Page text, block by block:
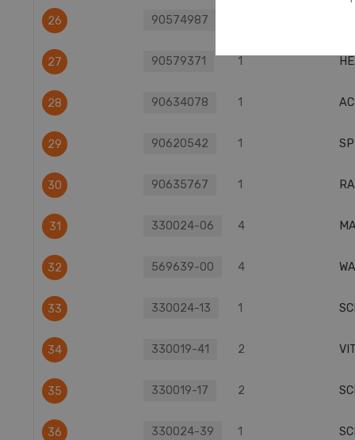
26 90574987
27 90579371 1
28 90634078 1
29 90620542 1
30 90635767 1
31 330024-06 4
32 569639-00 4
33 330024-13 1
34 330019-41 2
35 330019-17 2
36 330024-39 1